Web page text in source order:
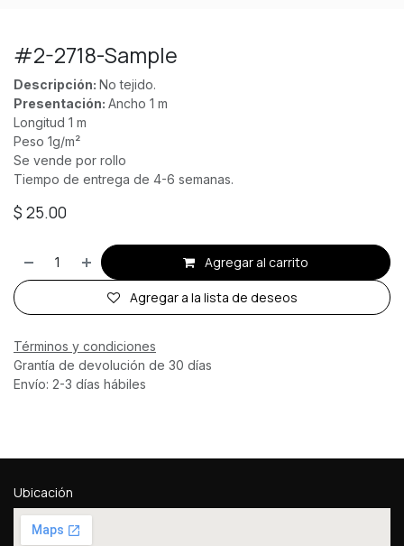
#2-2718-Sample
Descripción: No tejido.
Presentación: Ancho 1 m
Longitud 1 m
Peso 1g/m²
Se vende por rollo
Tiempo de entrega de 4-6 semanas.
$ 25.00
Agregar al carrito
Agregar a la lista de deseos
Términos y condiciones
Grantía de devolución de 30 días
Envío: 2-3 días hábiles
Ubicación